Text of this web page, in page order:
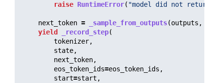
raise RuntimeError( "model did not return
next_token = _sample_from_outputs(outputs ,
yield
_record_step(
tokenizer,
state,
next_token,
eos_token_ids=eos_token_ids ,
start=start ,